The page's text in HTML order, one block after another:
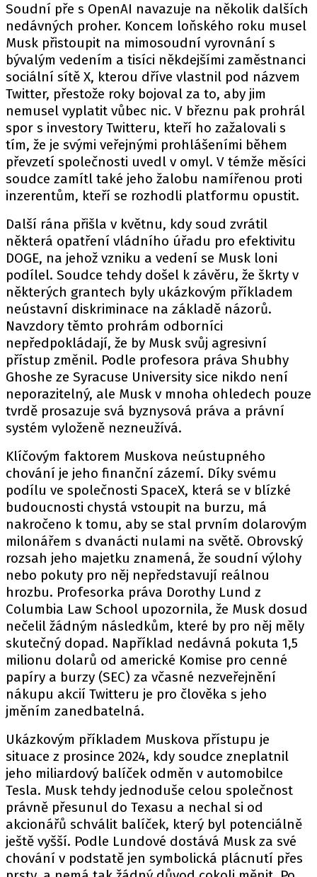
Soudní pře s OpenAI navazuje na několik dalších
nedávných proher. Koncem loňského roku musel
Musk přistoupit na mimosoudní vyrovnání s
bývalým vedením a tisíci někdejšími zaměstnanci
sociální sítě X, kterou dříve vlastnil pod názvem
Twitter, přestože roky bojoval za to, aby jim
nemusel vyplatit vůbec nic. V březnu pak prohrál
spor s investory Twitteru, kteří ho zažalovali s
tím, že je svými veřejnými prohlášeními během
převzetí společnosti uvedl v omyl. V témže měsíci
soudce zamítl také jeho žalobu namířenou proti
inzerentům, kteří se rozhodli platformu opustit.
Další rána přišla v květnu, kdy soud zvrátil
některá opatření vládního úřadu pro efektivitu
DOGE, na jehož vzniku a vedení se Musk loni
podílel. Soudce tehdy došel k závěru, že škrty v
některých grantech byly ukázkovým příkladem
neústavní diskriminace na základě názorů.
Navzdory těmto prohrám odborníci
nepředpokládají, že by Musk svůj agresivní
přístup změnil. Podle profesora práva Shubhy
Ghoshe ze Syracuse University sice nikdo není
neporazitelný, ale Musk v mnoha ohledech pouze
tvrdě prosazuje svá byznysová práva a právní
systém vyloženě nezneužívá.
Klíčovým faktorem Muskova neústupného
chování je jeho finanční zázemí. Díky svému
podílu ve společnosti SpaceX, která se v blízké
budoucnosti chystá vstoupit na burzu, má
nakročeno k tomu, aby se stal prvním dolarovým
milonářem s dvanácti nulami na světě. Obrovský
rozsah jeho majetku znamená, že soudní výlohy
nebo pokuty pro něj nepředstavují reálnou
hrozbu. Profesorka práva Dorothy Lund z
Columbia Law School upozornila, že Musk dosud
nečelil žádným následkům, které by pro něj měly
skutečný dopad. Například nedávná pokuta 1,5
milionu dolarů od americké Komise pro cenné
papíry a burzy (SEC) za včasné nezveřejnění
nákupu akcií Twitteru je pro člověka s jeho
jměním zanedbatelná.
Ukázkovým příkladem Muskova přístupu je
situace z prosince 2024, kdy soudce zneplatnil
jeho miliardový balíček odměn v automobilce
Tesla. Musk tehdy jednoduše celou společnost
právně přesunul do Texasu a nechal si od
akcionářů schválit balíček, který byl potenciálně
ještě vyšší. Podle Lundové dostává Musk za své
chování v podstatě jen symbolická plácnutí přes